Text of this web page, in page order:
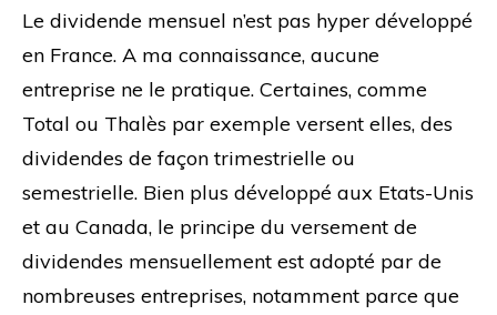
Le dividende mensuel n’est pas hyper développé
en France. A ma connaissance, aucune
entreprise ne le pratique. Certaines, comme
Total ou Thalès par exemple versent elles, des
dividendes de façon trimestrielle ou
semestrielle. Bien plus développé aux Etats-Unis
et au Canada, le principe du versement de
dividendes mensuellement est adopté par de
nombreuses entreprises, notamment parce que